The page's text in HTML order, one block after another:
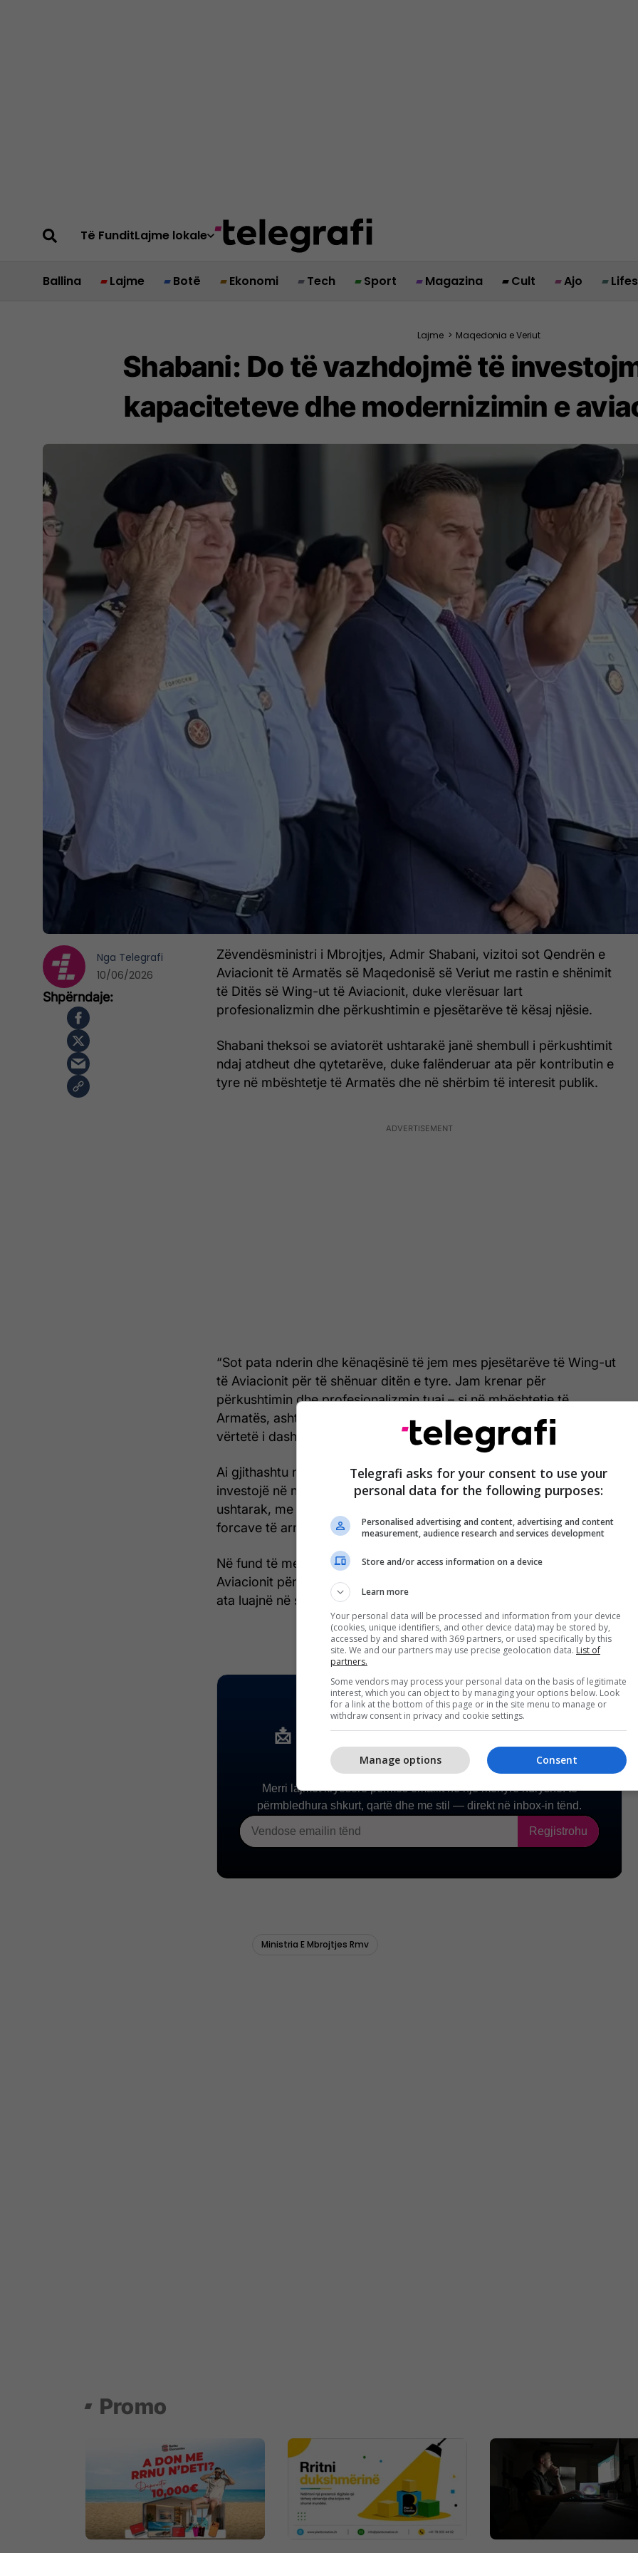
Të FunditLajme lokale
Ballina Lajme Botë Ekonomi Tech Sport Magazina Cult Ajo
Lajme > Maqedonia e Veriut
Shabani: Do të vazhdojmë të
kapaciteteve dhe modernizimin e
Zëvendësministri i Mbrojtjes, Admir Shabani, vizitoi sot Qendrën e
Aviacionit të Armatës së Maqedonisë së Veriut me rastin e shënimit
të Ditës së Wing-ut të Aviacionit, duke vlerësuar lart
profesionalizmin dhe përkushtimin e pjesëtarëve të kësaj njësie.
Shabani theksoi se aviatorët ushtarakë janë shembull i përkushtimit
ndaj atdheut dhe qytetarëve, duke falënderuar ata për kontributin e
tyre në mbështetje të Armatës dhe në shërbim të interesit publik.
“Sot pata nderin dhe kënaqësinë të jem mes pjesëtarëve të Wing-ut
të Aviacionit për të shënuar ditën e tyre. Jam krenar për
përkushtimin dhe profesionalizmin tuaj – si në mbështetje të
Armatës, ashtu edhe në shërbim të qytetarëve. Ju jeni një shembull i
vërtetë i dashurisë për atdheun”, ka shkruar Shabani.
Ai gjithashtu nënvizoi se Ministria e Mbrojtjes do të vazhdojë të
investojë në ngritjen e kapaciteteve dhe modernizimin e aviacionit
ushtarak, me qëllim forcimin e gatishmërisë dhe efikasitetit të
forcave të armatosura.
Në fund të mesazhit të tij, Shabani uroi pjesëtarët e Wing-ut të
Aviacionit për festën e tyre, duke vlerësuar rolin e rëndësishëm që
ata luajnë në sistemin e mbrojtjes dhe sigurisë së vendit.
Nga Telegrafi
10/06/2026
Telegrafi asks for your consent to use your
personal data for the following purposes:
Personalised advertising and content, advertising and content
measurement, audience research and services development
Store and/or access information on a device
Learn more
Your personal data will be processed and information from your device
(cookies, unique identifiers, and other device data) may be stored by,
accessed by and shared with 369 partners, or used specifically by this
site. We and our partners may use precise geolocation data. List of
partners.
Some vendors may process your personal data on the basis of legitimate
interest, which you can object to by managing your options below. Look
for a link at the bottom of this page or in the site menu to manage or
withdraw consent in privacy and cookie settings.
Consent
Manage options